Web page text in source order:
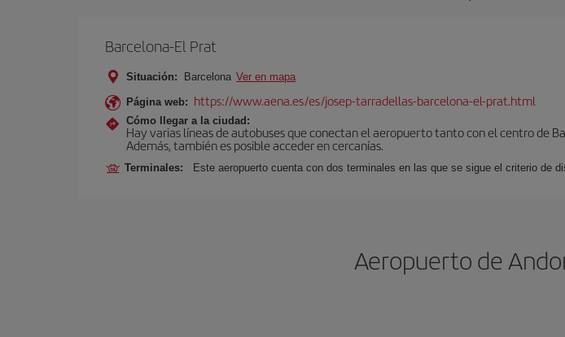
Barcelona-El Prat
Situación: Barcelona Ver en mapa
Página web: https://www.aena.es/es/josep-tarradellas-barcelona-el-prat.html
Cómo llegar a la ciudad:
Hay varias líneas de autobuses que conectan el aeropuerto tanto con el centro de
Además, también es posible acceder en cercanías.
Terminales: Este aeropuerto cuenta con dos terminales en las que se sigue el criterio de
Aeropuerto de